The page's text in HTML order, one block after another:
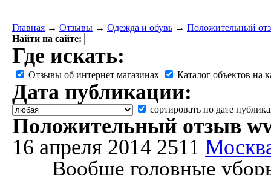
Главная → Отзывы → Одежда и обувь → Положительный
Найти на сайте:
Где искать:
Отзывы об интернет магазинах Каталог объектов на
Дата публикации:
сортировать по дате
Положительный отзыв
16 апреля 2014 2511
Вообще головные